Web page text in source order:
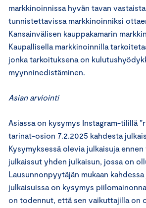
markkinoinnissa hyvän tavan
tunnistettavissa markkinoinniksi
Kansainvälisen kauppakamarin
Kaupallisella markkinoinnilla
jonka tarkoituksena on
myynninedistäminen.
Asian arviointi
Asiassa on kysymys Instagram-tilillä
tarinat-osion 7.2.2025 kahdesta
Kysymyksessä olevia julkaisuja
julkaissut yhden julkaisun, jossa on
Lausunnonpyytäjän mukaan
julkaisuissa on kysymys
on todennut, että sen vaikuttajilla on